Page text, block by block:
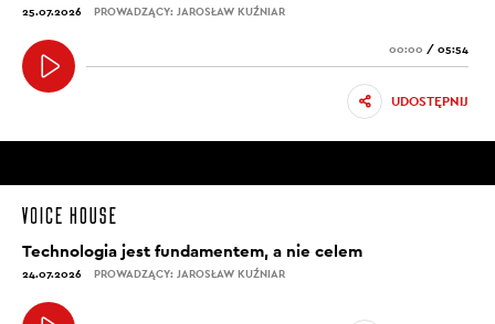
25.07.2026 PROWADZĄCY: JAROSŁAW KUŹNIAR
00:00 / 05:54
UDOSTĘPNIJ
Technologia jest fundamentem, a nie celem
24.07.2026 PROWADZĄCY: JAROSŁAW KUŹNIAR